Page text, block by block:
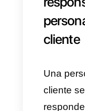
para
–